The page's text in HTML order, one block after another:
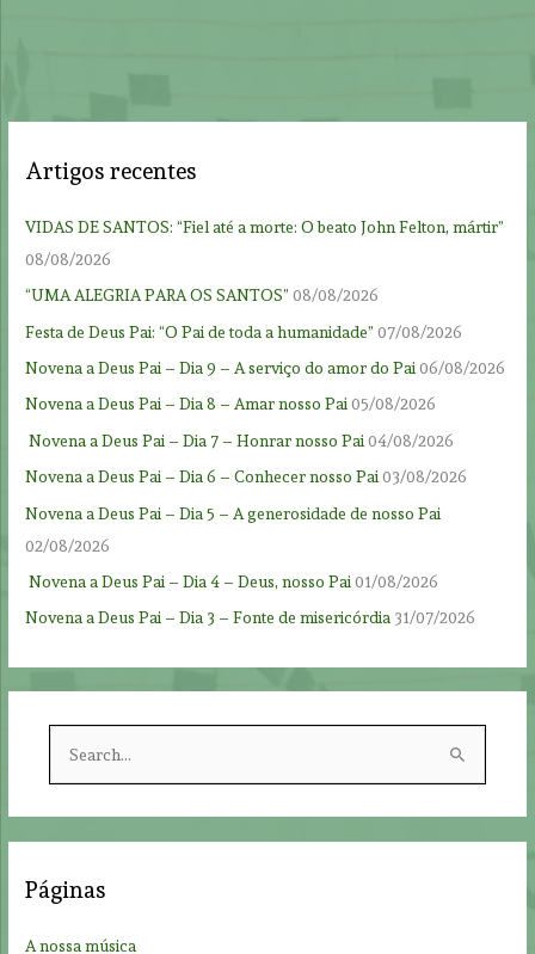
Artigos recentes
VIDAS DE SANTOS: “Fiel até a morte: O beato John Felton, mártir”
08/08/2026
“UMA ALEGRIA PARA OS SANTOS” 08/08/2026
Festa de Deus Pai: “O Pai de toda a humanidade” 07/08/2026
Novena a Deus Pai – Dia 9 – A serviço do amor do Pai 06/08/2026
Novena a Deus Pai – Dia 8 – Amar nosso Pai05/08/2026
Novena a Deus Pai – Dia 7 – Honrar nosso Pai 04/08/2026
Novena a Deus Pai – Dia 6 – Conhecer nosso Pai03/08/2026
Novena a Deus Pai – Dia 5 – A generosidade de nosso Pai
02/08/2026
Novena a Deus Pai – Dia 4 – Deus, nosso Pai 01/08/2026
Novena a Deus Pai – Dia 3 – Fonte de misericórdia 31/07/2026
h
Páginas
A nossa música